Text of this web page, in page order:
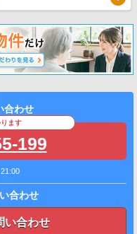
合わせ
ます
199
合わせ
い合わせ